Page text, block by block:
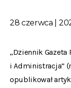
28 czerwca |
„Dziennik
i Administracja”
opublikował